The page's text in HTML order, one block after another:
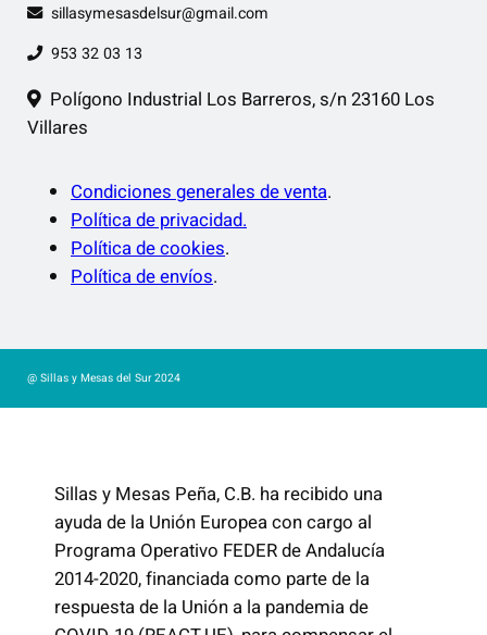
sillasymesasdelsur@gmail.com
953 32 03 13
Polígono Industrial Los Barreros, s/n 23160 Los
Villares
Condiciones generales de venta.
Política de privacidad.
Política de cookies.
Política de envíos.
@ Sillas y Mesas del Sur 2024
Sillas y Mesas Peña, C.B. ha recibido una
ayuda de la Unión Europea con cargo al
Programa Operativo FEDER de Andalucía
2014-2020, financiada como parte de la
respuesta de la Unión a la pandemia de